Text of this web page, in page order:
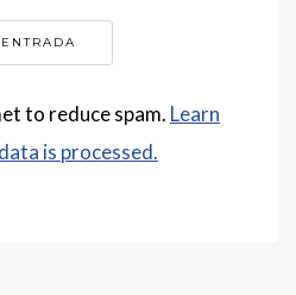
to reduce spam. Learn
is processed.